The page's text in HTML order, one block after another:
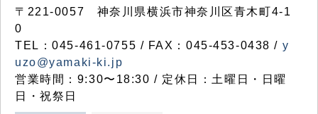
〒221-0057 神奈川県横浜市神奈川区青木町4-1
0
TEL：045-461-0755 / FAX：045-453-0438 / y
uzo@yamaki-ki.jp
営業時間：9:30〜18:30 / 定休日：土曜日・日曜
日・祝祭日